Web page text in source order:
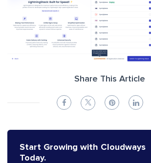
Share This Article
Start Growing with Cloudways
Today.